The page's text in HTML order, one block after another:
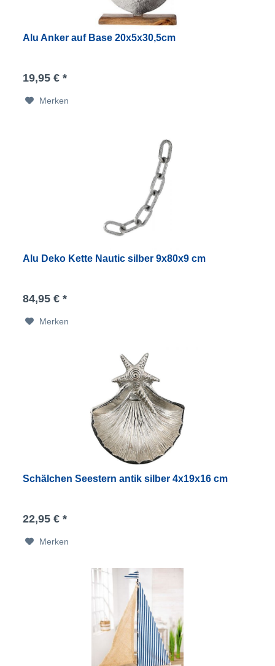
Alu Anker auf Base 20x5x30,5cm
19,95 € *
Merken
Alu Deko Kette Nautic silber 9x80x9 cm
84,95 € *
Merken
Schälchen Seestern antik silber 4x19x16 cm
22,95 € *
Merken